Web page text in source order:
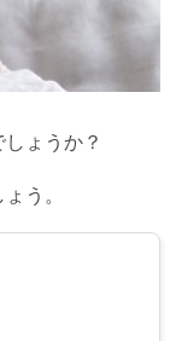
ょうか？
う。